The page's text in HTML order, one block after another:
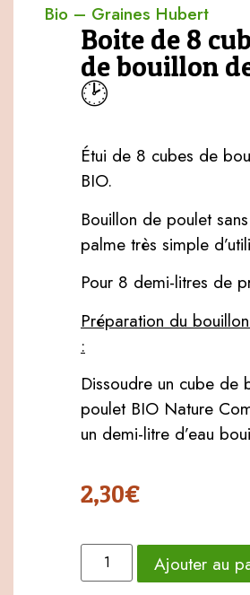
Bio – Graines Hubert
Boite de 8
de bouillon
🕑
Étui de 8 cubes de
BIO.
Bouillon de poulet
palme très simple
Pour 8 demi-litres de
Préparation du
:
Dissoudre un cube de
poulet BIO Nature
un demi-litre d’eau
2,30€
Ajouter au